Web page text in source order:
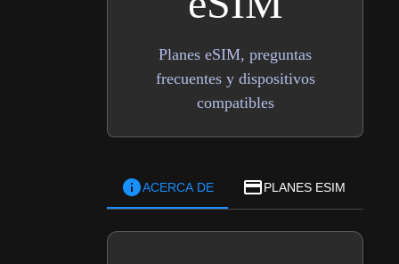
Planes eSIM, preguntas
frecuentes y dispositivos
compatibles
ACERCA DE PLANES ESIM